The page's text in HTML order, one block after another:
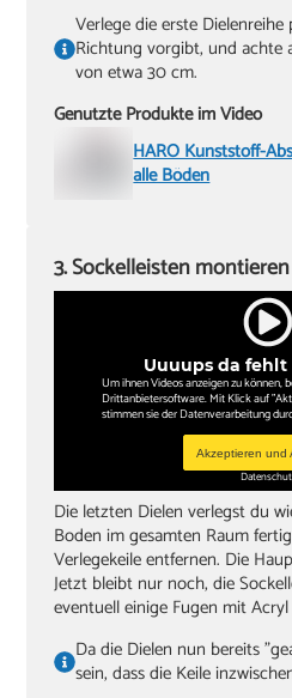
Verlege die erste Dielenreihe
Richtung vorgibt, und achte
von etwa 30 cm.
Genutzte Produkte im Video
HARO Kunststoff-
alle Böden
Uuuups da fehlt
Um ihnen Videos anzeigen zu können,
Drittanbietersoftware. Mit Klick auf
stimmen sie der Datenverarbeitung
Akzeptieren und
3. Sockelleisten montieren
Die letzten Dielen verlegst du
Boden im gesamten Raum
Verlegekeile entfernen. Die
Jetzt bleibt nur noch, die
eventuell einige Fugen mit
Da die Dielen nun bereits
sein, dass die Keile